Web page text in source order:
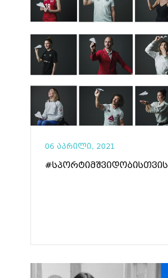
06 აპრილი, 2021
#სპორტიმშვიდობისთვის